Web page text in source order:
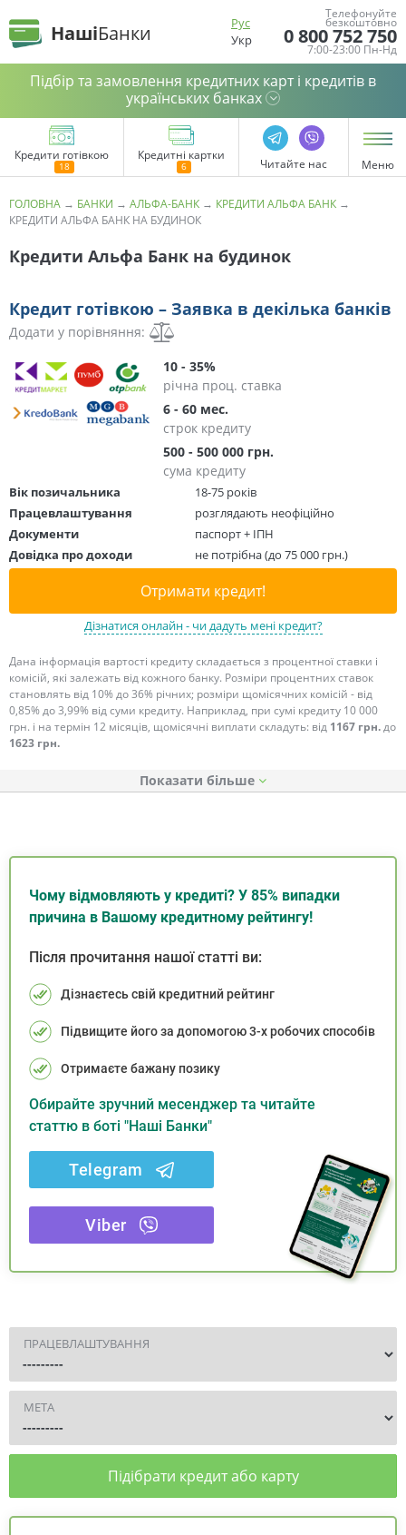
НашіБанки
Рус
Укр
Телефонуйте
безкоштовно
0 800 752 750
7:00-23:00 Пн-Нд
Підбір та замовлення кредитних карт і кредитів в
українських банках
Кредити готівкою Кредитні картки
Читайте нас Меню
ГОЛОВНА → БАНКИ → АЛЬФА-БАНК → КРЕДИТИ АЛЬФА БАНК →
КРЕДИТИ АЛЬФА БАНК НА БУДИНОК
Кредити Альфа Банк на будинок
Кредит готівкою – Заявка в декілька банків
Додати у порівняння:
10 - 35%
річна проц. ставка
6 - 60 мес.
строк кредиту
500 - 500 000 грн.
сума кредиту
Вік позичальника
18-75 років
Працевлаштування
розглядають неофіційно
Документи
паспорт + ІПН
Довідка про доходи
не потрібна (до 75 000 грн.)
Отримати кредит!
Дізнатися онлайн - чи дадуть мені кредит?
Дана інформація вартості кредиту складається з процентної ставки і
комісій, які залежать від кожного банку. Розміри процентних ставок
становлять від 10% до 36% річних; розміри щомісячних комісій - від
0,85% до 3,99% від суми кредиту. Наприклад, при сумі кредиту 10 000
грн. і на термін 12 місяців, щомісячні виплати складуть: від 1167 грн.до
1623 грн.
Показати
Чому відмовляють у кредиті? У 85% випадки
причина в Вашому кредитному рейтингу!
Після прочитання нашої статті ви:
Дізнаєтесь свій кредитний рейтинг
Підвищите його за допомогою 3-х робочих способів
Отримаєте бажану позику
Обирайте зручний месенджер та читайте
статтю в боті "Наші Банки"
Telegram
Viber
ПРАЦЕВЛАШТУВАННЯ
МЕТА
Підібрати кредит або карту